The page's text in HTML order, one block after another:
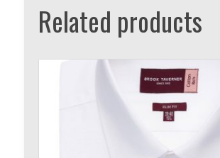
Related products